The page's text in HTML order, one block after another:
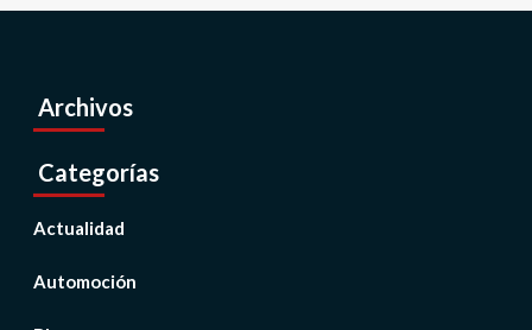
Archivos
Categorías
Actualidad
Automoción